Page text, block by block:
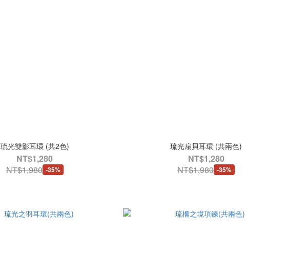
琉光雙影耳環 (共2色)
NT$1,280
NT$1,980 -35%
琉光扇貝耳環 (共兩色)
NT$1,280
NT$1,980 -35%